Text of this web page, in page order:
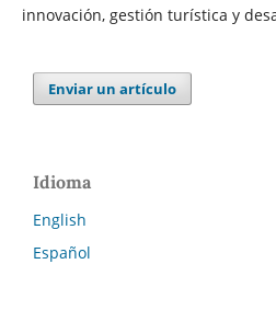
innovación, gestión turística y
Enviar un artículo
Idioma
English
Español